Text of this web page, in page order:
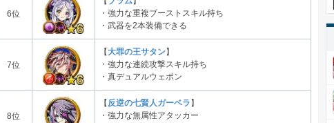
6位
・強力な重複ブーストスキル持ち
・武器を2本装備できる
7位
【大罪の王サタン】
・強力な連続攻撃スキル持ち
・真デュアルウェポン
8位
【 反逆の七賢人ガーベラ 】
・強力な無属性アタッカー